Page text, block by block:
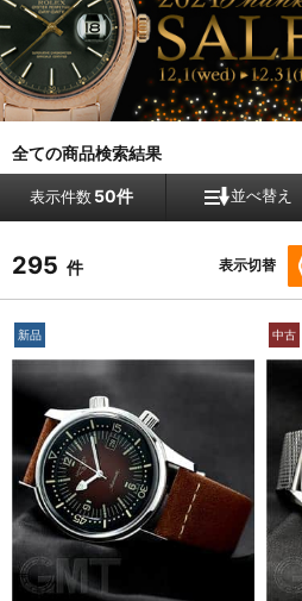
全ての商品検索結果
表示件数50件 並べ替え
295 件 表示切替
新品 中古